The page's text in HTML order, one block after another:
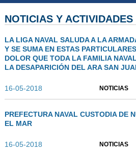
NOSOTROS
HISTORIA
AUTORIDADES
BENEFICIOS
NOTICIAS & ACTIVIDADES
NOTICIAS Y ACTIVIDADES
LA LIGA NAVAL SALUDA A LA
Y SE SUMA EN ESTAS
DOLOR QUE TODA LA FAMILIA
LA DESAPARICIÓN DEL ARA SAN
16-05-2018 NOTICIAS
PREFECTURA NAVAL CUSTODIA DE
EL MAR
16-05-2018 NOTICIAS